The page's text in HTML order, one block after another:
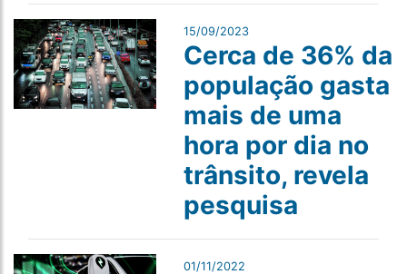
15/09/2023
Cerca de 36% da
população gasta
mais de uma
hora por dia no
trânsito, revela
pesquisa
01/11/2022